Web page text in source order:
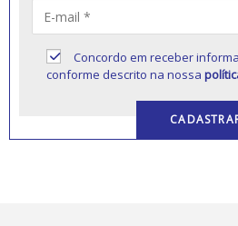
Concordo em receber
conforme descrito na nossa